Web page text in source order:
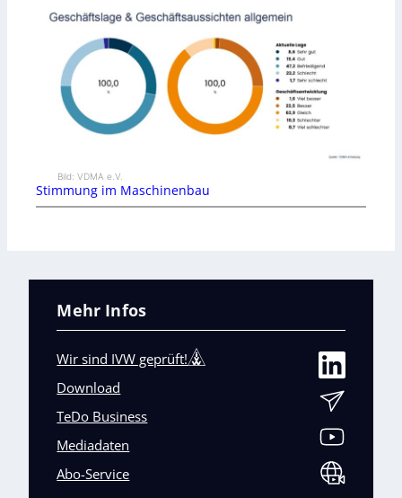
Bild: VDMA e.V.
Stimmung im Maschinenbau
Mehr Infos
Wir sind IVW geprüft!
Download
TeDo Business
Mediadaten
Abo-Service